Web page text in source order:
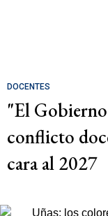
DOCENTES
"El
conflicto
cara al 2027